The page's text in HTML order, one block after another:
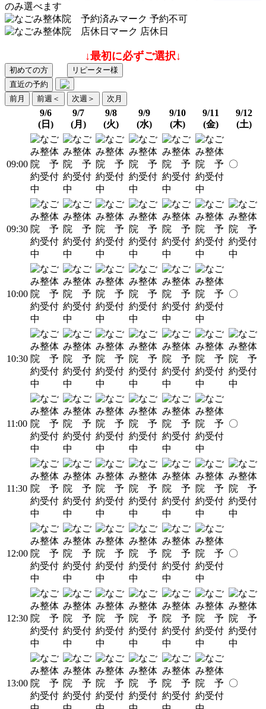
のみ選べます
予約不可
店休日
↓最初に必ずご選択↓
初めての方
リピーター様
直近の予約
前月
前週 ＜ 次週 ＞ 次月
9/6
(日)
9/7
(月)
9/8
(火)
9/9
(水)
9/10
(木)
9/11
(金)
9/12
(土)
09:00 〇
09:30
10:00 〇
10:30
11:00 〇
11:30
12:00 〇
12:30
13:00 〇